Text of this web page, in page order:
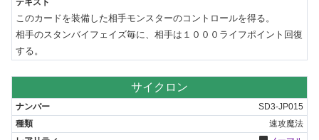
このカードを装備した相手モンスターのコントロールを得る。
相手のスタンバイフェイズ毎に、相手は１０００ライフポイント回復
する。
サイクロン
SD3-JP015
速攻魔法